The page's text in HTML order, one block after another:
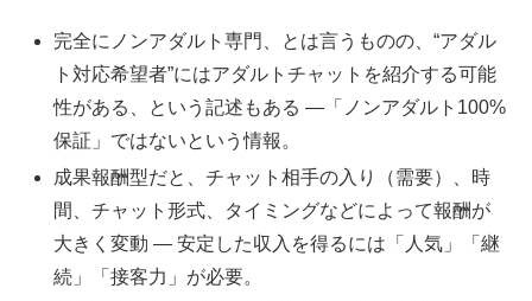
完全にノンアダルト専門、とは言うものの、“アダル
ト対応希望者”にはアダルトチャットを紹介する可能
性がある、という記述もある —「ノンアダルト100%
保証」ではないという情報。
成果報酬型だと、チャット相手の入り（需要）、時
間、チャット形式、タイミングなどによって報酬が
大きく変動 — 安定した収入を得るには「人気」「継
続」「接客力」が必要。